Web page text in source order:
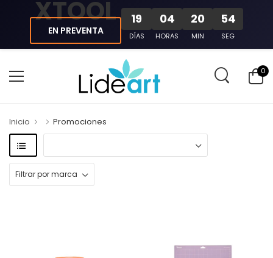
XTOOL
EN PREVENTA
19
DÍAS
04
HORAS
20
MIN
53
SEG
0
Inicio Promociones